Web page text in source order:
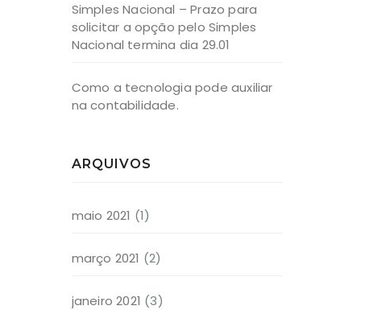
Simples Nacional – Prazo para
solicitar a opção pelo Simples
Nacional termina dia 29.01
Como a tecnologia pode auxiliar
na contabilidade.
ARQUIVOS
maio 2021 (1)
março 2021 (2)
janeiro 2021 (3)